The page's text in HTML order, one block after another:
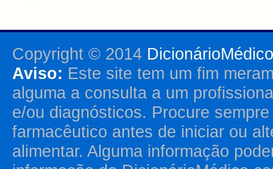
Copyright © 2014
Aviso: Este site tem um fim
alguma a consulta a um
e/ou diagnósticos. Procure
farmacêutico antes de iniciar ou
alimentar. Alguma informação